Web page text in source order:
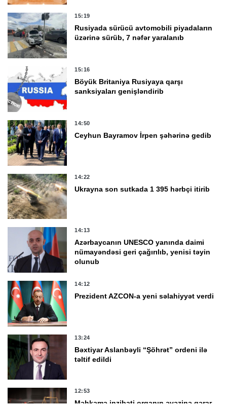
15:19
Rusiyada sürücü avtomobili piyadaların
üzərinə sürüb, 7 nəfər yaralanıb
15:16
Böyük Britaniya Rusiyaya qarşı
sanksiyaları genişləndirib
14:50
Ceyhun Bayramov İrpen şəhərinə gedib
14:22
Ukrayna son sutkada 1 395 hərbçi itirib
14:13
Azərbaycanın UNESCO yanında daimi
nümayəndəsi geri çağırılıb, yenisi təyin
olunub
14:12
Prezident AZCON-a yeni səlahiyyət verdi
13:24
Bəxtiyar Aslanbəyli “Şöhrət” ordeni ilə
təltif edildi
12:53
Məhkəmə inzibati orqanın əvəzinə qərar